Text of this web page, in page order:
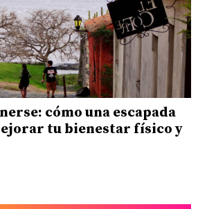
cómo una escapada
tu bienestar físico y